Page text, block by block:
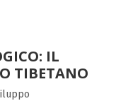
IL
TIBETANO